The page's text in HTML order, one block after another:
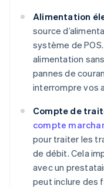
Alimentation
source
système de
alimentation
pannes de
interrompre vos
Compte de
compte
pour traiter les
de débit. Cela
avec un
peut inclure des